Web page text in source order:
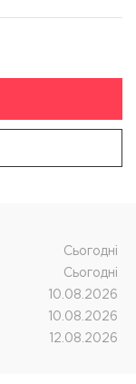
Cьогодні
Cьогодні
10.08.2026
10.08.2026
12.08.2026